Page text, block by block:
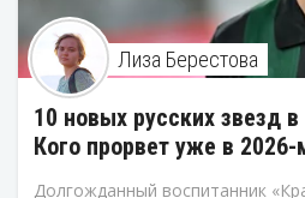
Лиза Берестова
10 новых русских звезд
Кого прорвет уже в 2026-
Долгожданный воспитанник